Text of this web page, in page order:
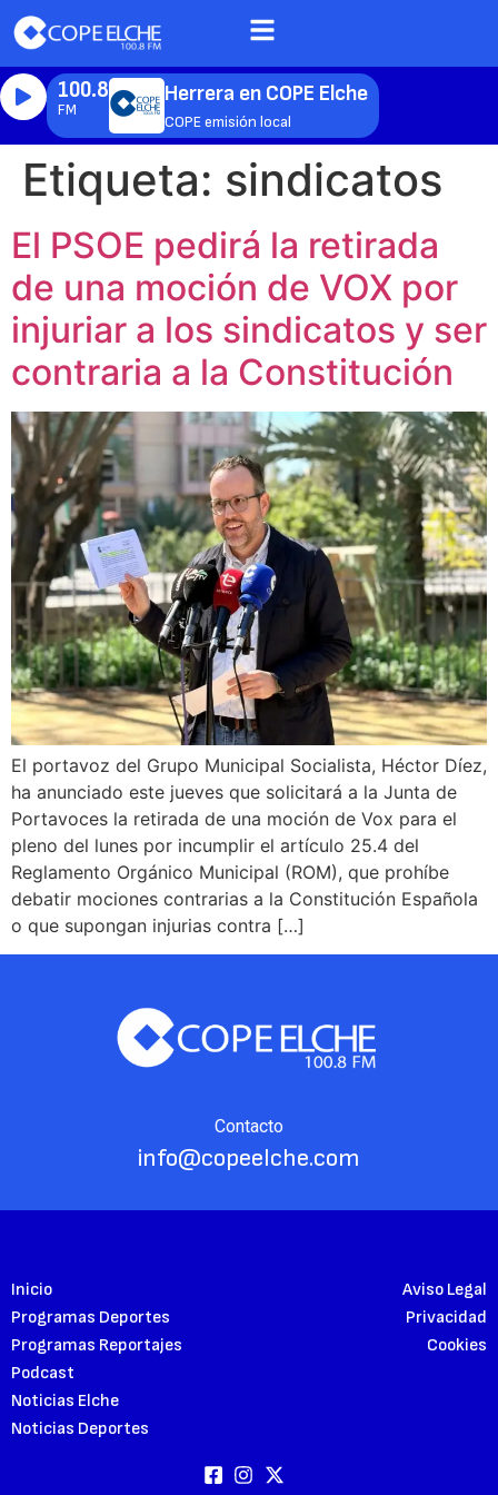
100.8
FM
Herrera en COPE Elche
COPE emisión local
Etiqueta: sindicatos
El PSOE pedirá la retirada
de una moción de VOX por
injuriar a los sindicatos y ser
contraria a la Constitución
El portavoz del Grupo Municipal Socialista, Héctor Díez,
ha anunciado este jueves que solicitará a la Junta de
Portavoces la retirada de una moción de Vox para el
pleno del lunes por incumplir el artículo 25.4 del
Reglamento Orgánico Municipal (ROM), que prohíbe
debatir mociones contrarias a la Constitución Española
o que supongan injurias contra […]
Contacto
info@copeelche.com
Inicio
Programas Deportes
Programas Reportajes
Podcast
Noticias Elche
Noticias Deportes
Aviso Legal
Privacidad
Cookies